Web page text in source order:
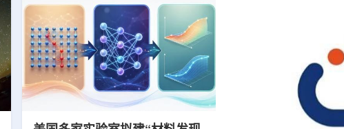
疗服务。根据介绍，诊所服务范围包
括成人及...
入商业生产前的最后阶段，预计将在
2026年下半年交...